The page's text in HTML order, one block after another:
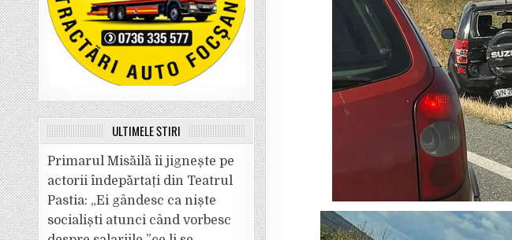
ULTIMELE ȘTIRI
Primarul Misăilă îi jignește pe
actorii îndepărtați din Teatrul
Pastia: „Ei gândesc ca niște
socialiști atunci când vorbesc